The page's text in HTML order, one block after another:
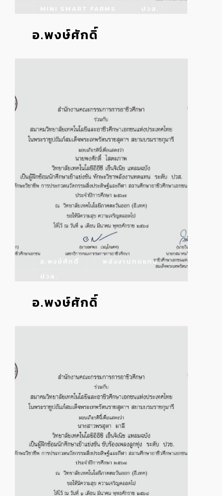
MINI SMART FARMS
ปวส.
อ.พงษ์ศักดิ์
อ.พงษ์ศักดิ์
พลังงานทดแทน
ปวส.
อ.พงษ์ศักดิ์